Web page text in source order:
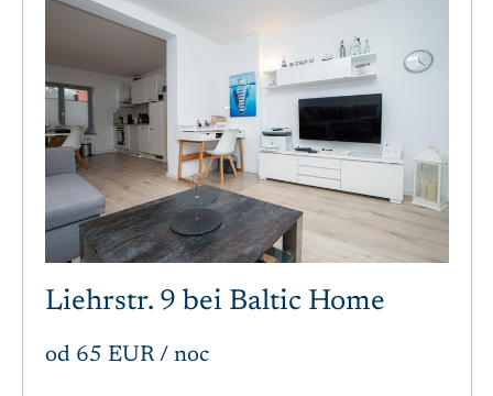
Liehrstr. 9 bei Baltic Home
od 65 EUR/ noc